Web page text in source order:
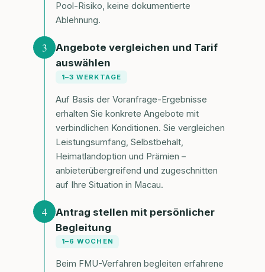
Pool-Risiko, keine dokumentierte
Ablehnung.
3
Angebote vergleichen und Tarif
auswählen
1–3 WERKTAGE
Auf Basis der Voranfrage-Ergebnisse
erhalten Sie konkrete Angebote mit
verbindlichen Konditionen. Sie vergleichen
Leistungsumfang, Selbstbehalt,
Heimatlandoption und Prämien –
anbieterübergreifend und zugeschnitten
auf Ihre Situation in Macau.
4
Antrag stellen mit persönlicher
Begleitung
1–6 WOCHEN
Beim FMU-Verfahren begleiten erfahrene